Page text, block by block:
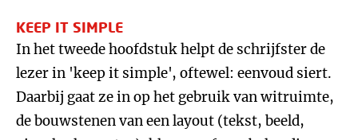
KEEP IT SIMPLE
In het tweede hoofdstuk helpt de schrijfster de
lezer in 'keep it simple', oftewel: eenvoud siert.
Daarbij gaat ze in op het gebruik van witruimte,
de bouwstenen van een layout (tekst, beeld,